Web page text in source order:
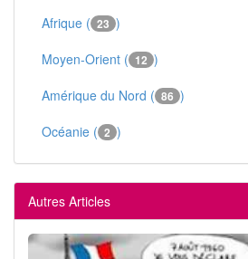
Afrique ( 23 )
Moyen-Orient ( 12 )
Amérique du Nord ( 86 )
Océanie ( 2 )
Autres Articles